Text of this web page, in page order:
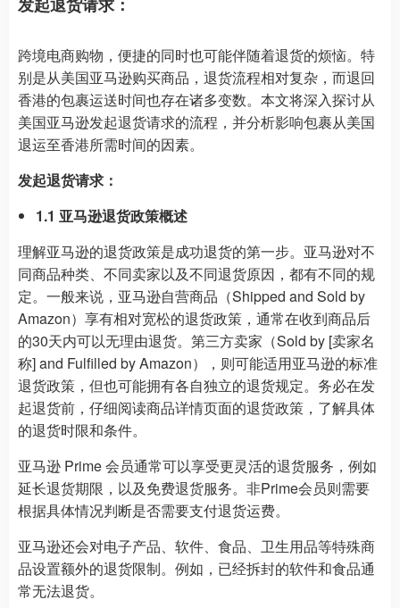
跨境电商购物，便捷的同时也可能伴随着退货的烦恼。特
别是从美国亚马逊购买商品，退货流程相对复杂，而退回
香港的包裹运送时间也存在诸多变数。本文将深入探讨从
美国亚马逊发起退货请求的流程，并分析影响包裹从美国
退运至香港所需时间的因素。
发起退货请求：
1.1 亚马逊退货政策概述
理解亚马逊的退货政策是成功退货的第一步。亚马逊对不
同商品种类、不同卖家以及不同退货原因，都有不同的规
定。一般来说，亚马逊自营商品（Shipped and Sold by
Amazon）享有相对宽松的退货政策，通常在收到商品后
的30天内可以无理由退货。第三方卖家（Sold by [卖家名
称] and Fulfilled by Amazon），则可能适用亚马逊的标准
退货政策，但也可能拥有各自独立的退货规定。务必在发
起退货前，仔细阅读商品详情页面的退货政策，了解具体
的退货时限和条件。
亚马逊 Prime 会员通常可以享受更灵活的退货服务，例如
延长退货期限，以及免费退货服务。非Prime会员则需要
根据具体情况判断是否需要支付退货运费。
亚马逊还会对电子产品、软件、食品、卫生用品等特殊商
品设置额外的退货限制。例如，已经拆封的软件和食品通
常无法退货。